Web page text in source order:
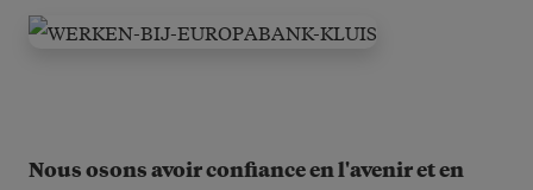
Nous osons avoir confiance en l'avenir et en